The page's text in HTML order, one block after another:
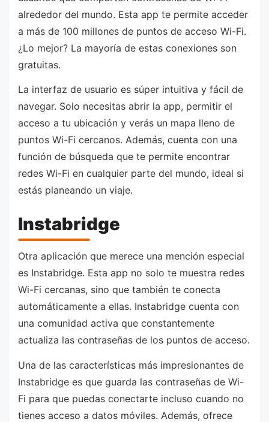
alrededor del mundo. Esta app te permite acceder
a más de 100 millones de puntos de acceso Wi-Fi.
¿Lo mejor? La mayoría de estas conexiones son
gratuitas.
La interfaz de usuario es súper intuitiva y fácil de
navegar. Solo necesitas abrir la app, permitir el
acceso a tu ubicación y verás un mapa lleno de
puntos Wi-Fi cercanos. Además, cuenta con una
función de búsqueda que te permite encontrar
redes Wi-Fi en cualquier parte del mundo, ideal si
estás planeando un viaje.
Instabridge
Otra aplicación que merece una mención especial
es Instabridge. Esta app no solo te muestra redes
Wi-Fi cercanas, sino que también te conecta
automáticamente a ellas. Instabridge cuenta con
una comunidad activa que constantemente
actualiza las contraseñas de los puntos de acceso.
Una de las características más impresionantes de
Instabridge es que guarda las contraseñas de Wi-
Fi para que puedas conectarte incluso cuando no
tienes acceso a datos móviles. Además, ofrece